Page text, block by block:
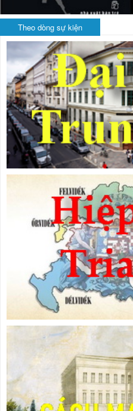
Theo dòng sự kiện